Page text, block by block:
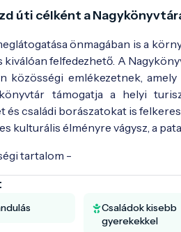
úti célként a
önmagában is a
felfedezhető. A
közösségi emlékezetnek,
támogatja a helyi
és családi borászatokat is
kulturális élményre vágysz, a
tartalom -
Családok kisebb
gyerekekkel